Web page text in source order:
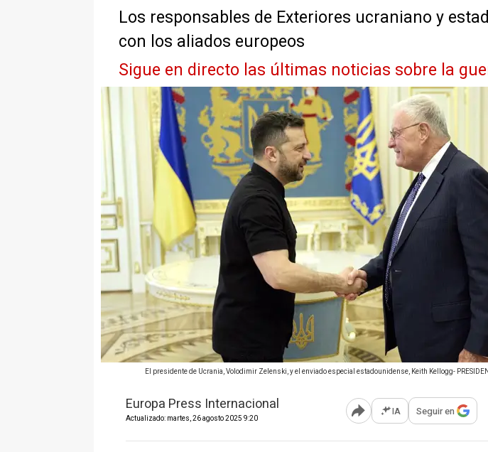
Los responsables de Exteriores ucraniano y
con los aliados europeos
Sigue en directo las últimas noticias sobre la
El presidente de Ucrania, Volodimir Zelenski, y el enviado especial estadounidense, Keith Kellogg-
Europa Press Internacional
Actualizado: martes, 26 agosto 2025 9:20 Abrir opciones para compartir
IA Seguir en